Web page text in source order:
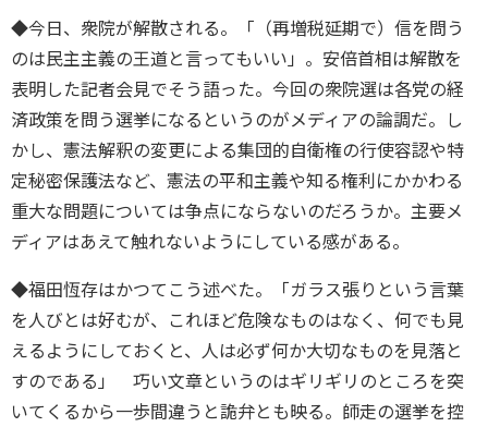
◆今日、衆院が解散される。「（再増税延期で）信を問う
のは民主主義の王道と言ってもいい」。安倍首相は解散を
表明した記者会見でそう語った。今回の衆院選は各党の経
済政策を問う選挙になるというのがメディアの論調だ。し
かし、憲法解釈の変更による集団的自衛権の行使容認や特
定秘密保護法など、憲法の平和主義や知る権利にかかわる
重大な問題については争点にならないのだろうか。主要メ
ディアはあえて触れないようにしている感がある。
◆福田恆存はかつてこう述べた。「ガラス張りという言葉
を人びとは好むが、これほど危険なものはなく、何でも見
えるようにしておくと、人は必ず何か大切なものを見落と
すのである」 巧い文章というのはギリギリのところを突
いてくるから一歩間違うと詭弁とも映る。師走の選挙を控